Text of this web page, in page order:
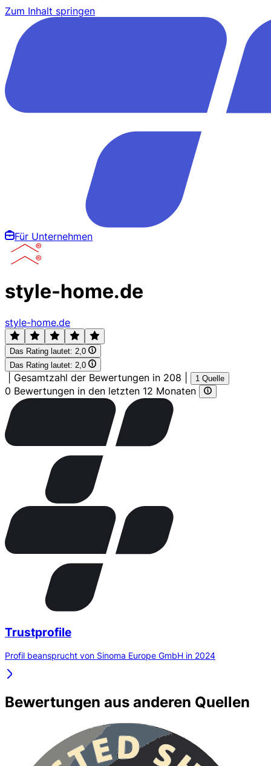
Zum Inhalt springen
Für Unternehmen
style-home.de
style-home.de
Das Rating lautet: 2,0
Das Rating lautet: 2,0
Gesamtzahl der Bewertungen in 208 1 Quelle
0 Bewertungen in den letzten 12 Monaten
Trustprofile
Profil beansprucht von Sinoma Europe GmbH in 2024
Bewertungen aus anderen Quellen